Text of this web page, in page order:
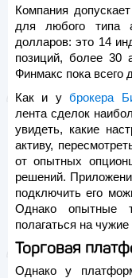
Компания
для любого типа
долларов: это 14
позиций, более 30
Финмакс пока всего
Как и уброкера
лента сделок
увидеть, какие
активу,
от опытных
решений.
подключить его
Однако опытные
полагаться на
Торговая
Однако у